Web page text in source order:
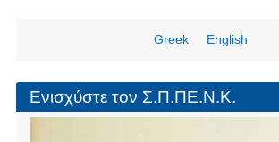
o
o
Greek English
Ενισχύστε τον Σ.Π.ΠΕ.Ν.Κ.